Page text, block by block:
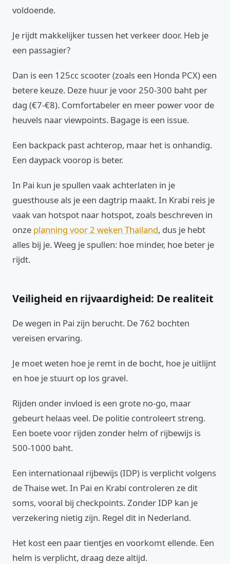
voldoende.
Je rijdt makkelijker tussen het verkeer door. Heb je
een passagier?
Dan is een 125cc scooter (zoals een Honda PCX) een
betere keuze. Deze huur je voor 250-300 baht per
dag (€7-€8). Comfortabeler en meer power voor de
heuvels naar viewpoints. Bagage is een issue.
Een backpack past achterop, maar het is onhandig.
Een daypack voorop is beter.
In Pai kun je spullen vaak achterlaten in je
guesthouse als je een dagtrip maakt. In Krabi reis je
vaak van hotspot naar hotspot, zoals beschreven in
onze planning voor 2 weken Thailand, dus je hebt
alles bij je. Weeg je spullen: hoe minder, hoe beter je
rijdt.
Veiligheid en rijvaardigheid: De realiteit
De wegen in Pai zijn berucht. De 762 bochten
vereisen ervaring.
Je moet weten hoe je remt in de bocht, hoe je uitlijnt
en hoe je stuurt op los gravel.
Rijden onder invloed is een grote no-go, maar
gebeurt helaas veel. De politie controleert streng.
Een boete voor rijden zonder helm of rijbewijs is
500-1000 baht.
Een internationaal rijbewijs (IDP) is verplicht volgens
de Thaise wet. In Pai en Krabi controleren ze dit
soms, vooral bij checkpoints. Zonder IDP kan je
verzekering nietig zijn. Regel dit in Nederland.
Het kost een paar tientjes en voorkomt ellende. Een
helm is verplicht, draag deze altijd.